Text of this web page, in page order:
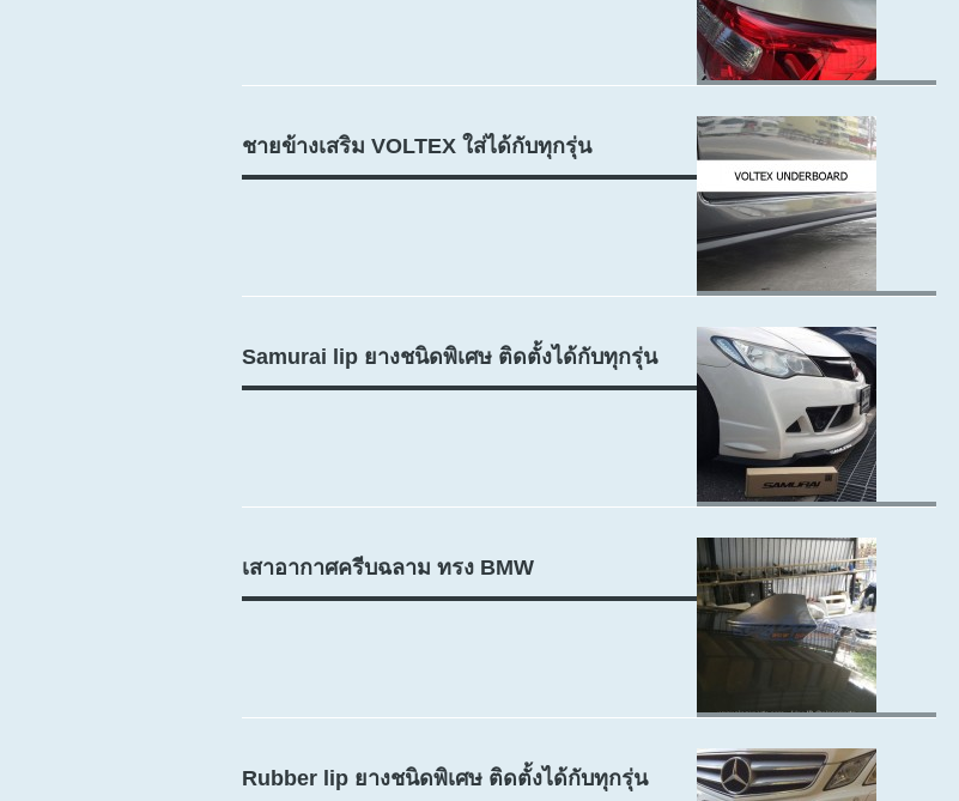
ชายข้างเสริม VOLTEX ใส่ได้กับทุกรุ่น
Samurai lip ยางชนิดพิเศษ ติดตั้งได้กับทุกรุ่น
เสาอากาศครีบฉลาม ทรง BMW
Rubber lip ยางชนิดพิเศษ ติดตั้งได้กับทุกรุ่น